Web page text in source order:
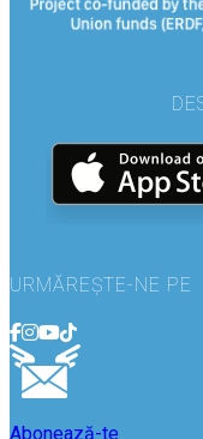
URMĂREȘTE-NE PE
Abonează-te